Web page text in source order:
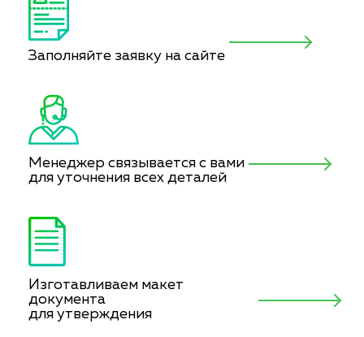
Заполняйте заявку на сайте
Менеджер связывается с вами
для уточнения всех деталей
Изготавливаем макет
документа
для утверждения